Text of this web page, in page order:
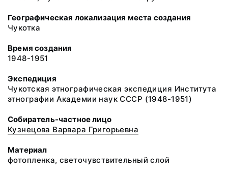
Географическая локализация места создания
Чукотка
Время создания
1948-1951
Экспедиция
Чукотская этнографическая экспедиция Института
этнографии Академии наук СССР (1948-1951)
Собиратель-частное лицо
Кузнецова Варвара Григорьевна
Материал
фотопленка, светочувствительный слой